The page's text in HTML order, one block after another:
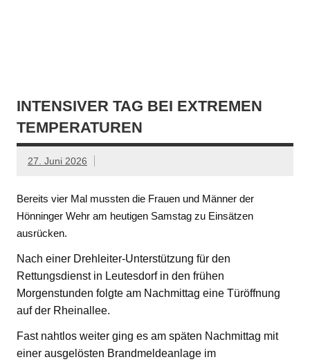
INTENSIVER TAG BEI EXTREMEN
TEMPERATUREN
27. Juni 2026
Bereits vier Mal mussten die Frauen und Männer der
Hönninger Wehr am heutigen Samstag zu Einsätzen
ausrücken.
Nach einer Drehleiter-Unterstützung für den
Rettungsdienst in Leutesdorf in den frühen
Morgenstunden folgte am Nachmittag eine Türöffnung
auf der Rheinallee.
Fast nahtlos weiter ging es am späten Nachmittag mit
einer ausgelösten Brandmeldeanlage im